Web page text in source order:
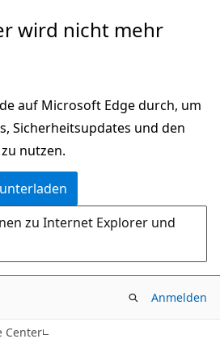
wird nicht mehr
auf Microsoft Edge durch, um
Sicherheitsupdates und den
nutzen.
zu Internet Explorer und
Anmelden
Center